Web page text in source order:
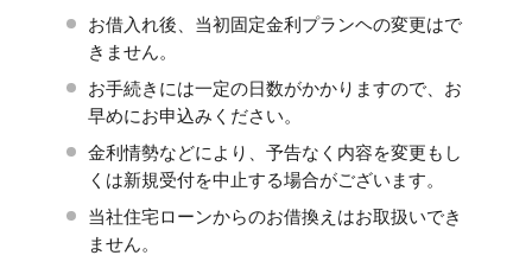
お借入れ後、当初固定金利プランヘの変更はで
きません。
お手続きには一定の日数がかかりますので、お
早めにお申込みください。
金利情勢などにより、予告なく内容を変更もし
くは新規受付を中止する場合がございます。
当社住宅ローンからのお借換えはお取扱いでき
ません。